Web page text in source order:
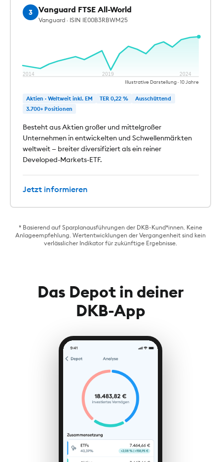
3 Vanguard FTSE All-World
Vanguard · ISIN IE00B3RBWM25
2014 2019 2024
Illustrative Darstellung · 10 Jahre
Aktien · Weltweit inkl. EM TER 0,22 %
Ausschüttend
3.700+ Positionen
Besteht aus Aktien großer und mittelgroßer
Unternehmen in entwickelten und Schwellenmärkten
weltweit — breiter diversifiziert als ein reiner
Developed-Markets-ETF.
Jetzt informieren
* Basierend auf Sparplanausführungen der DKB-Kund*innen. Keine
Anlageempfehlung. Wertentwicklungen der Vergangenheit sind kein
verlässlicher Indikator für zukünftige Ergebnisse.
Das Depot in deiner
DKB-App